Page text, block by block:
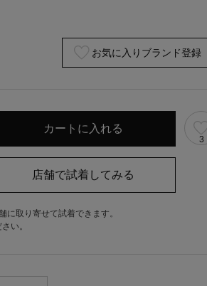
お気に入りブランド登録
3
に取り寄せて試着できます。
い。